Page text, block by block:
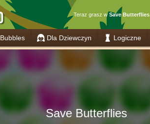
Teraz grasz wSave Butterflies
Bubbles Dla Dziewczyn Logiczne
Save Butterflies